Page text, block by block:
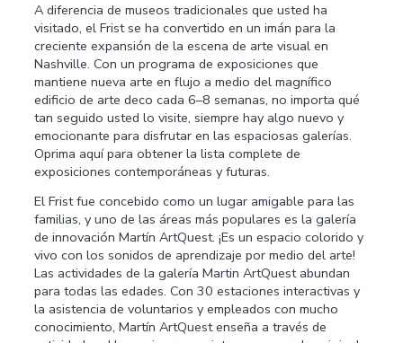
A diferencia de museos tradicionales que usted ha
visitado, el Frist se ha convertido en un imán para la
creciente expansión de la escena de arte visual en
Nashville. Con un programa de exposiciones que
mantiene nueva arte en flujo a medio del magnífico
edificio de arte deco cada 6–8 semanas, no importa qué
tan seguido usted lo visite, siempre hay algo nuevo y
emocionante para disfrutar en las espaciosas galerías.
Oprima aquí para obtener la lista complete de
exposiciones contemporáneas y futuras.
El Frist fue concebido como un lugar amigable para las
familias, y uno de las áreas más populares es la galería
de innovación Martín ArtQuest. ¡Es un espacio colorido y
vivo con los sonidos de aprendizaje por medio del arte!
Las actividades de la galería Martin ArtQuest abundan
para todas las edades. Con 30 estaciones interactivas y
la asistencia de voluntarios y empleados con mucho
conocimiento, Martín ArtQuest enseña a través de